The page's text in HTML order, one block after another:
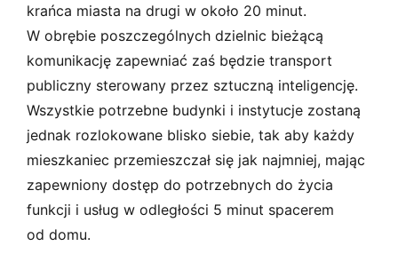
krańca miasta na drugi w około 20 minut.
W obrębie poszczególnych dzielnic bieżącą
komunikację zapewniać zaś będzie transport
publiczny sterowany przez sztuczną inteligencję.
Wszystkie potrzebne budynki i instytucje zostaną
jednak rozlokowane blisko siebie, tak aby każdy
mieszkaniec przemieszczał się jak najmniej, mając
zapewniony dostęp do potrzebnych do życia
funkcji i usług w odległości 5 minut spacerem
od domu.